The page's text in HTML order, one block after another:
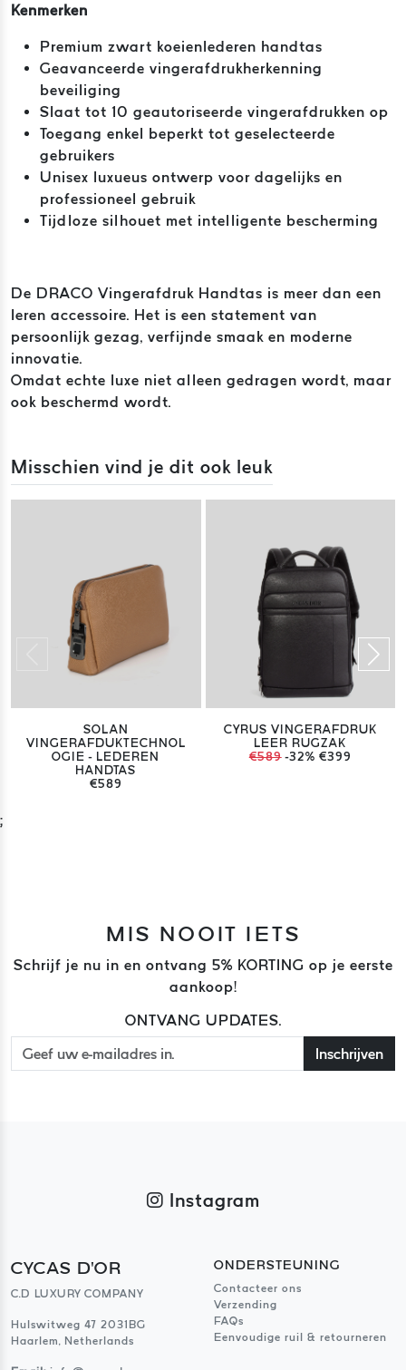
Kenmerken
Premium zwart koeienlederen handtas
Geavanceerde vingerafdrukherkenning
beveiliging
Slaat tot 10 geautoriseerde vingerafdrukken op
Toegang enkel beperkt tot geselecteerde
gebruikers
Unisex luxueus ontwerp voor dagelijks en
professioneel gebruik
Tijdloze silhouet met intelligente bescherming
De DRACO Vingerafdruk Handtas is meer dan een
leren accessoire. Het is een statement van
persoonlijk gezag, verfijnde smaak en moderne
innovatie.
Omdat echte luxe niet alleen gedragen wordt, maar
ook beschermd wordt.
Misschien vind je dit ook leuk
SOLAN
VINGERAFDUKTECHNOL
OGIE - LEDEREN
HANDTAS
€589
CYRUS VINGERAFDRUK
LEER RUGZAK
€589 -32% €399
;
MIS NOOIT IETS
Schrijf je nu in en ontvang 5% KORTING op je eerste
aankoop!
ONTVANG UPDATES.
Inschrijven
Instagram
CYCAS D'OR
C.D LUXURY COMPANY
Hulswitweg 47 2031BG
Haarlem, Netherlands
ONDERSTEUNING
Contacteer ons
Verzending
FAQs
Eenvoudige ruil & retourneren